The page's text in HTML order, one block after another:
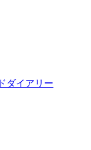
ダイアリー